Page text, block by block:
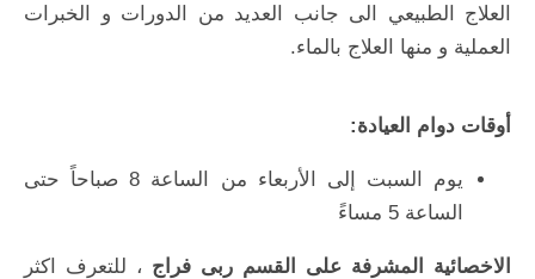
العلاج الطبيعي الى جانب العديد من الدورات و الخبرات
العملية و منها العلاج بالماء.
أوقات دوام العيادة:
يوم السبت إلى الأربعاء من الساعة 8 صباحاً حتى
الساعة 5 مساءً
الاخصائية المشرفة على القسم ربى فراج ، للتعرف اكثر